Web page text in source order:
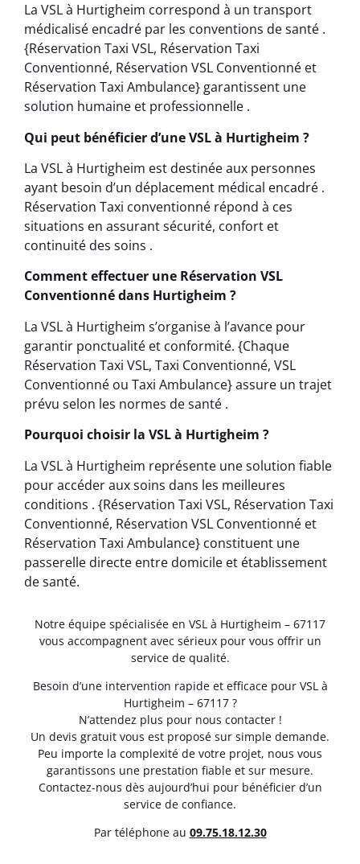
La VSL à Hurtigheim correspond à un transport
médicalisé encadré par les conventions de santé .
{Réservation Taxi VSL, Réservation Taxi
Conventionné, Réservation VSL Conventionné et
Réservation Taxi Ambulance} garantissent une
solution humaine et professionnelle .
Qui peut bénéficier d’une VSL à Hurtigheim ?
La VSL à Hurtigheim est destinée aux personnes
ayant besoin d’un déplacement médical encadré .
Réservation Taxi conventionné répond à ces
situations en assurant sécurité, confort et
continuité des soins .
Comment effectuer une Réservation VSL
Conventionné dans Hurtigheim ?
La VSL à Hurtigheim s’organise à l’avance pour
garantir ponctualité et conformité. {Chaque
Réservation Taxi VSL, Taxi Conventionné, VSL
Conventionné ou Taxi Ambulance} assure un trajet
prévu selon les normes de santé .
Pourquoi choisir la VSL à Hurtigheim ?
La VSL à Hurtigheim représente une solution fiable
pour accéder aux soins dans les meilleures
conditions . {Réservation Taxi VSL, Réservation Taxi
Conventionné, Réservation VSL Conventionné et
Réservation Taxi Ambulance} constituent une
passerelle directe entre domicile et établissement
de santé.
Notre équipe spécialisée en VSL à Hurtigheim – 67117
vous accompagnent avec sérieux pour vous offrir un
service de qualité.
Besoin d’une intervention rapide et efficace pour VSL à
Hurtigheim – 67117 ?
N’attendez plus pour nous contacter !
Un devis gratuit vous est proposé sur simple demande.
Peu importe la complexité de votre projet, nous vous
garantissons une prestation fiable et sur mesure.
Contactez-nous dès aujourd’hui pour bénéficier d’un
service de confiance.
Par téléphone au 09.75.18.12.30